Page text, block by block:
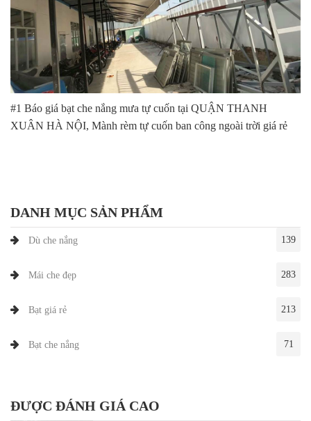
#1 Báo giá bạt che nắng mưa tự cuốn tại QUẬN THANH
XUÂN HÀ NỘI, Mành rèm tự cuốn ban công ngoài trời giá rẻ
DANH MỤC SẢN PHẨM
Dù che nắng 139
Mái che đẹp 283
Bạt giá rẻ 213
Bạt che nắng 71
ĐƯỢC ĐÁNH GIÁ CAO